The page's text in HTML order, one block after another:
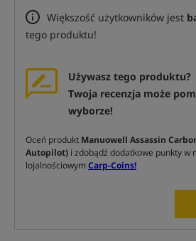
Większość użytkowników jest
tego produktu!
Używasz tego produktu?
Twoja recenzja może
wyborze!
Oceń produkt Manuowell Assassin
Autopilot) i zdobądź dodatkowe punkty w
lojalnościowymCarp-Coins!